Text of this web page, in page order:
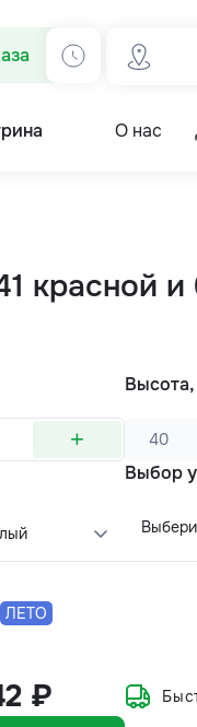
О нас
красной
+ 40
Выбор
ЛЕТО
₽